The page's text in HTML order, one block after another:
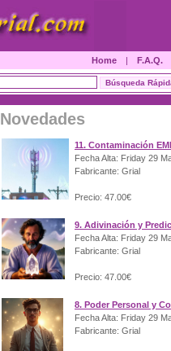
Home | F.A.Q.
Novedades
11. Contaminación
Fecha Alta: Friday 29
Fabricante: Grial
Precio: 47.00€
9. Adivinación y
Fecha Alta: Friday 29
Fabricante: Grial
Precio: 47.00€
8. Poder Personal y
Fecha Alta: Friday 29
Fabricante: Grial